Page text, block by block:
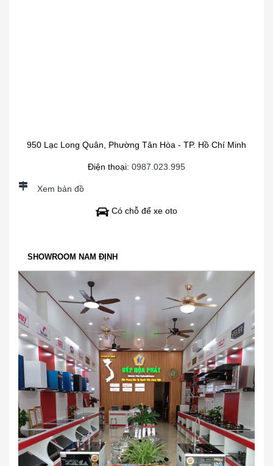
950 Lạc Long Quân, Phường Tân Hòa - TP. Hồ Chí Minh
Điện thoại: 0987.023.995
Xem bản đồ
Có chỗ để xe oto
SHOWROOM NAM ĐỊNH